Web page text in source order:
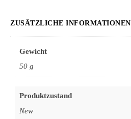
ZUSÄTZLICHE INFORMATIONEN
Gewicht
50 g
Produktzustand
New